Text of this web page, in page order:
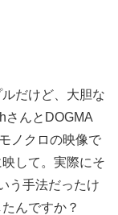
だけど、大胆な
んとDOGMA
ノクロの映像で
して。実際にそ
う手法だったけ
んですか？